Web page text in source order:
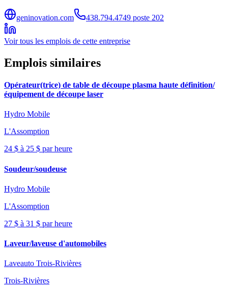
geninovation.com 438.794.4749 poste 202
Voir tous les emplois de cette entreprise
Emplois similaires
Opérateur(trice) de table de découpe plasma haute définition/
équipement de découpe laser
Hydro Mobile
L'Assomption
24 $ à 25 $ par heure
Soudeur/soudeuse
Hydro Mobile
L'Assomption
27 $ à 31 $ par heure
Laveur/laveuse d'automobiles
Laveauto Trois-Rivières
Trois-Rivières